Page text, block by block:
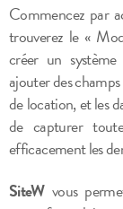
Commencez par
trouverez le «
créer un
ajouter des
de location, et les
de capturer
efficacement les
SiteWvous